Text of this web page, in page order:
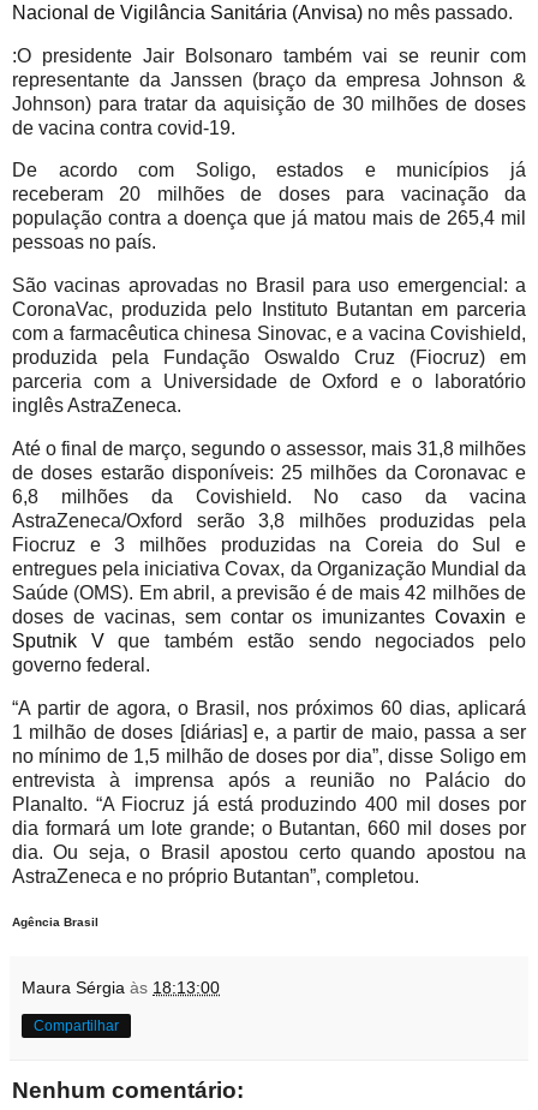
Nacional de Vigilância Sanitária (Anvisa) no mês passado.
:O presidente Jair Bolsonaro também vai se reunir com
representante da Janssen (braço da empresa Johnson &
Johnson) para tratar da aquisição de 30 milhões de doses
de vacina contra covid-19.
De acordo com Soligo, estados e municípios já
receberam 20 milhões de doses para vacinação da
população contra a doença que já matou mais de 265,4 mil
pessoas no país.
São vacinas aprovadas no Brasil para uso emergencial: a
CoronaVac, produzida pelo Instituto Butantan em parceria
com a farmacêutica chinesa Sinovac, e a vacina Covishield,
produzida pela Fundação Oswaldo Cruz (Fiocruz) em
parceria com a Universidade de Oxford e o laboratório
inglês AstraZeneca.
Até o final de março, segundo o assessor, mais 31,8 milhões
de doses estarão disponíveis: 25 milhões da Coronavac e
6,8 milhões da Covishield. No caso da vacina
AstraZeneca/Oxford serão 3,8 milhões produzidas pela
Fiocruz e 3 milhões produzidas na Coreia do Sul e
entregues pela iniciativa Covax, da Organização Mundial da
Saúde (OMS). Em abril, a previsão é de mais 42 milhões de
doses de vacinas, sem contar os imunizantesCovaxin e
Sputnik Vque também estão sendo negociados pelo
governo federal.
“A partir de agora, o Brasil, nos próximos 60 dias, aplicará
1 milhão de doses [diárias] e, a partir de maio, passa a ser
no mínimo de 1,5 milhão de doses por dia”, disse Soligo em
entrevista à imprensa após a reunião no Palácio do
Planalto. “A Fiocruz já está produzindo 400 mil doses por
dia formará um lote grande; o Butantan, 660 mil doses por
dia. Ou seja, o Brasil apostou certo quando apostou na
AstraZeneca e no próprio Butantan”, completou.
Agência Brasil
Maura Sérgia às 18:13:00
Compartilhar
Nenhum comentário: